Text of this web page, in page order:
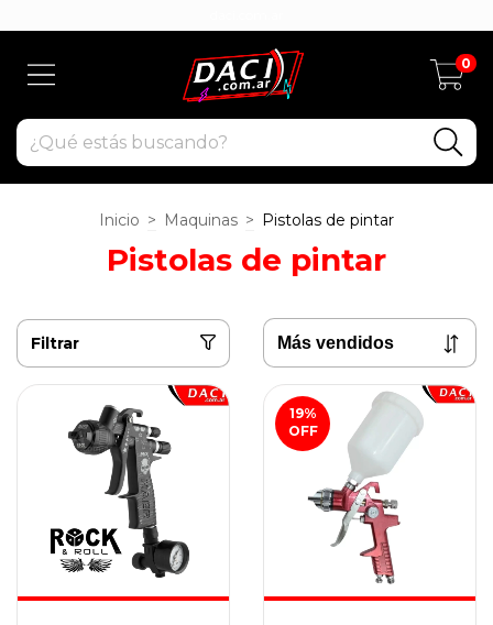
0
Inicio > Maquinas > Pistolas de pintar
Pistolas de pintar
Filtrar
19%
OFF